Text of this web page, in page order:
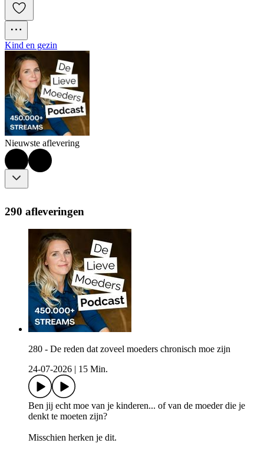
Kind en gezin
Nieuwste aflevering
290 afleveringen
280 - De reden dat zoveel moeders chronisch moe zijn
24-07-2026
15 Min.
Ben jij echt moe van je kinderen... of van de moeder die je
denkt te moeten zijn?
Misschien herken je dit.